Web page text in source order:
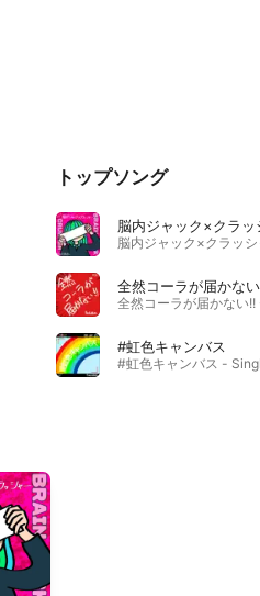
トップソング
脳内ジャック×クラッ
全然コーラが届かな
#虹色キャンバス